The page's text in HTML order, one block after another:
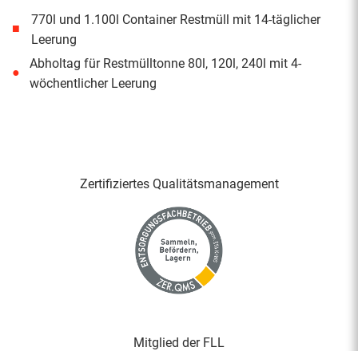
■
770l und 1.100l Container Restmüll mit 14-täglicher
Leerung
●
Abholtag für Restmülltonne 80l, 120l, 240l mit 4-
wöchentlicher Leerung
Zertifiziertes Qualitäts­management
Mitglied der FLL